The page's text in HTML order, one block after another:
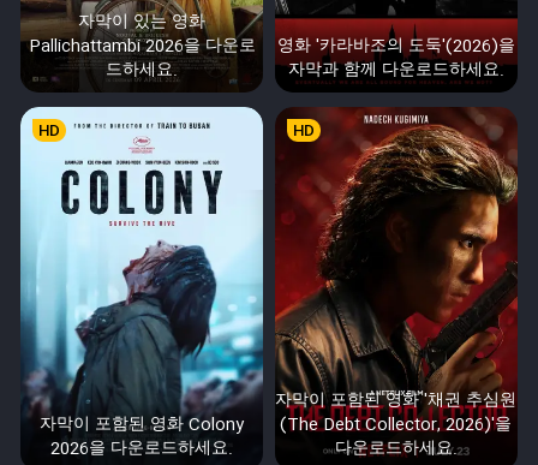
자막이 있는 영화
Pallichattambi 2026을 다운로
드하세요.
영화 '카라바조의 도둑'(2026)을
자막과 함께 다운로드하세요.
자막이 포함된 영화 Colony
2026을 다운로드하세요.
HD
자막이 포함된 영화 '채권 추심원
(The Debt Collector, 2026)'을
다운로드하세요.
HD